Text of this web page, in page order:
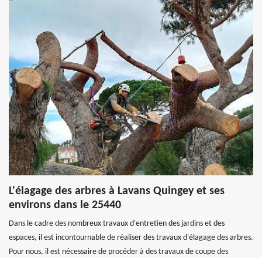
L'élagage des arbres à Lavans Quingey et ses
environs dans le 25440
Dans le cadre des nombreux travaux d'entretien des jardins et des
espaces, il est incontournable de réaliser des travaux d'élagage des arbres.
Pour nous, il est nécessaire de procéder à des travaux de coupe des